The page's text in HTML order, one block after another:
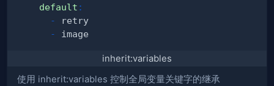
default :
-
-
inherit:variables
使用 inherit:variables 控制全局变量关键字的继承